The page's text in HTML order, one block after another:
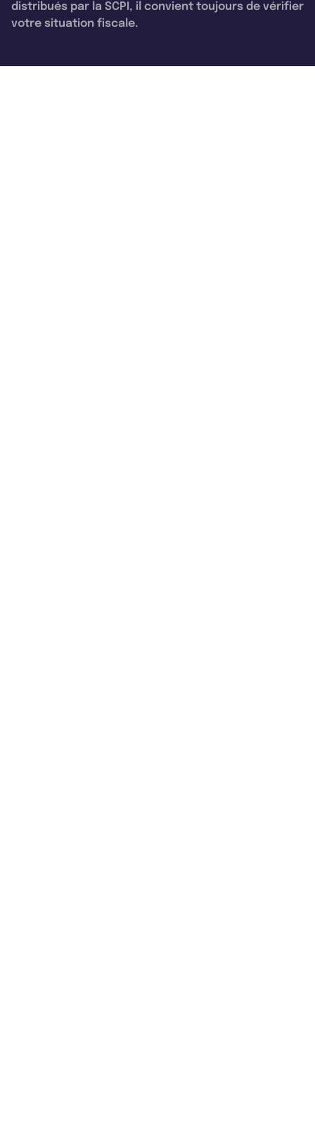
distribués par la SCPI, il convient toujours de vérifier
votre situation fiscale.